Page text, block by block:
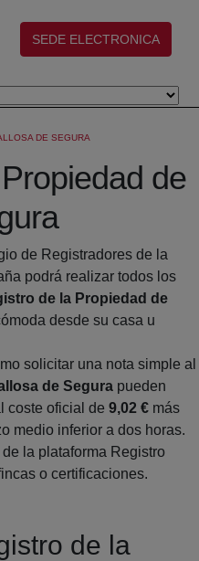
(abre en nueva ventana)
SEDE ELECTRONICA
DE SEGURA
de
de Registradores de la
podrá realizar todos los
de la Propiedad de
desde su casa u
solicitar una nota simple al
de Segura pueden
coste oficial de 9,02 € más
medio inferior a dos horas.
la plataforma Registro
o certificaciones.
de la